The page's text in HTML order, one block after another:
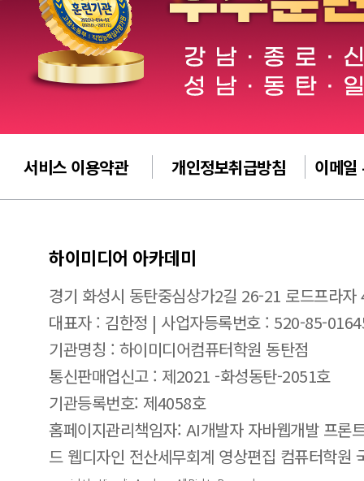
서비스 이용약관 개인정보취급방침 이메일
하이미디어 아카데미
경기 화성시 동탄중심상가2길 26-21 로드프라자
대표자 : 김한정 | 사업자등록번호 : 520-85-
기관명칭 : 하이미디어컴퓨터학원 동탄점
통신판매업신고 : 제2021 -화성동탄-2051호
기관등록번호: 제4058호
홈페이지관리책임자: AI개발자 자바웹개발 프론
드 웹디자인 전산세무회계 영상편집 컴퓨터학원